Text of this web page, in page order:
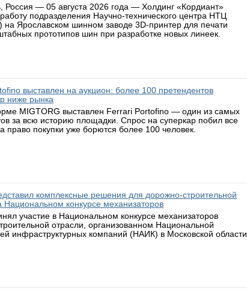
Россия — 05 августа 2026 года — Холдинг «Кордиант»
подразделения Научно-технического центра НТЦ
на Ярославском шинном заводе 3D-принтер для печати
прототипов шин при разработке новых линеек.
выставлен на аукцион: более 100 претендентов
ниже рынка
MIGTORG выставлен Ferrari Portofino — один из самых
за всю историю площадки. Спрос на суперкар побил все
право покупки уже борются более 100 человек.
комплексные решения для дорожно-строительной
Национальном конкурсе механизаторов
участие в Национальном конкурсе механизаторов
отрасли, организованном Национальной
инфраструктурных компаний (НАИК) в Московской области.